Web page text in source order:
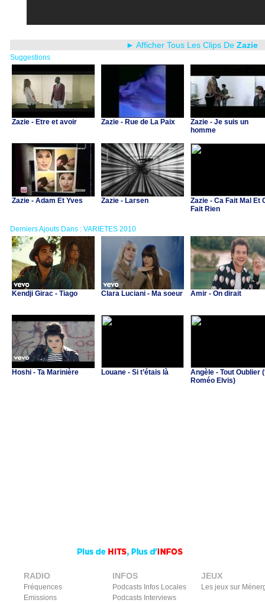
► Afficher Tous Les Clips De Zazie
Suggestions
Zazie - Etre et avoir Zazie - Rue de La Paix
Zazie - Je suis un
homme
Zazie - Adam Et Yves Zazie - Larsen
Zazie - Ca Fait Mal Et
Fait Rien
Derniers Ajouts Dans : VARIETES 2010
Kendji Girac - Tiago Clara Luciani - Ma soeur Amir - On dirait
Hoshi - Ta Marinière Louane - Si t’étais là
Angèle - Tout Oublier
Roméo Elvis)
RADIO
Fréquences
Emissions
INFOS
Podcasts Infos Locales
Podcasts Interviews
JEUX
Les jeux sur